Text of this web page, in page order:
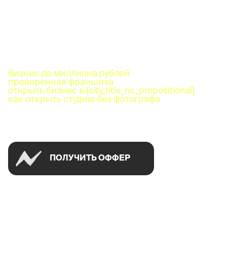
бизнес до миллиона рублей
проверенная франшиза
открыть бизнес в {city_title_nc_prepositional}
как открыть студию без фотографа
ПОЛУЧИТЬ ОФФЕР